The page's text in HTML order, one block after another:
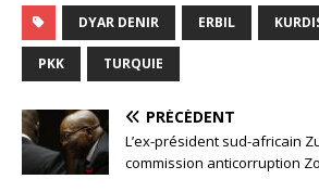
DYAR DENIR ERBIL
PKK TURQUIE
PRÉCÉDENT
L’ex-président sud-africain
commission anticorruption